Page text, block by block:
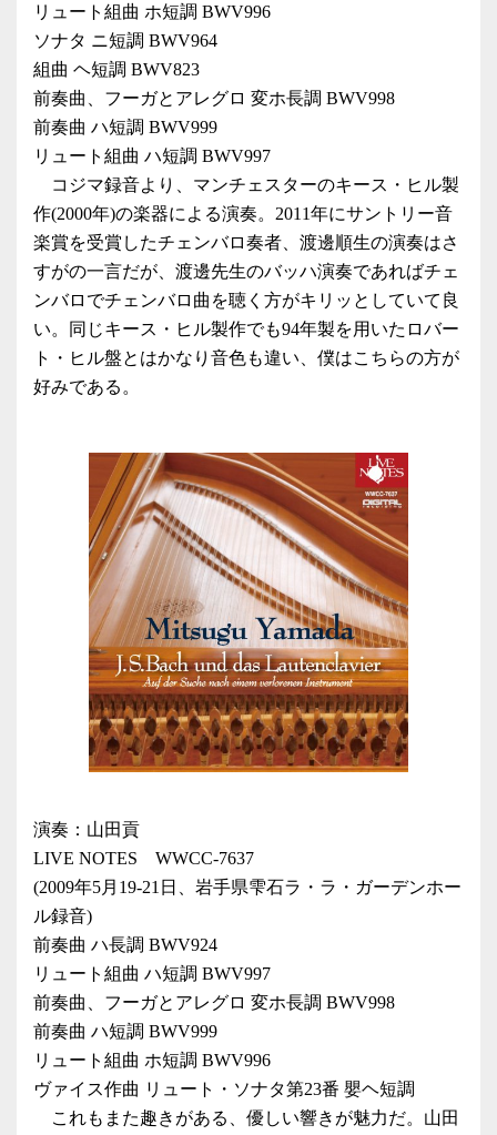
リュート組曲 ホ短調 BWV996
ソナタ ニ短調 BWV964
組曲 ヘ短調 BWV823
前奏曲、フーガとアレグロ 変ホ長調 BWV998
前奏曲 ハ短調 BWV999
リュート組曲 ハ短調 BWV997
コジマ録音より、マンチェスターのキース・ヒル製
作(2000年)の楽器による演奏。2011年にサントリー音
楽賞を受賞したチェンバロ奏者、渡邊順生の演奏はさ
すがの一言だが、渡邊先生のバッハ演奏であればチェ
ンバロでチェンバロ曲を聴く方がキリッとしていて良
い。同じキース・ヒル製作でも94年製を用いたロバー
ト・ヒル盤とはかなり音色も違い、僕はこちらの方が
好みである。
演奏：山田貢
LIVE NOTES WWCC-7637
(2009年5月19-21日、岩手県雫石ラ・ラ・ガーデンホー
ル録音)
前奏曲 ハ長調 BWV924
リュート組曲 ハ短調 BWV997
前奏曲、フーガとアレグロ 変ホ長調 BWV998
前奏曲 ハ短調 BWV999
リュート組曲 ホ短調 BWV996
ヴァイス作曲 リュート・ソナタ第23番 嬰ヘ短調
これもまた趣きがある、優しい響きが魅力だ。山田